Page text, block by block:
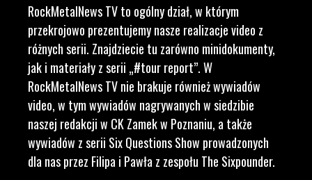
RockMetalNews TV to ogólny dział, w którym
przekrojowo prezentujemy nasze realizacje video z
różnych serii. Znajdziecie tu zarówno minidokumenty,
jak i materiały z serii „#tour report”. W
RockMetalNews TV nie brakuje również wywiadów
video, w tym wywiadów nagrywanych w siedzibie
naszej redakcji w CK Zamek w Poznaniu, a także
wywiadów z serii Six Questions Show prowadzonych
dla nas przez Filipa i Pawła z zespołu The Sixpounder.